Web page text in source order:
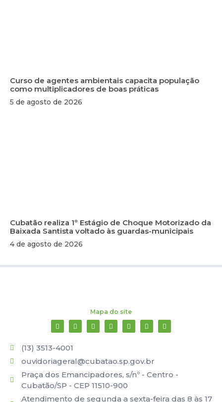
Curso de agentes ambientais capacita população
como multiplicadores de boas práticas
5 de agosto de 2026
Cubatão realiza 1º Estágio de Choque Motorizado da
Baixada Santista voltado às guardas-municipais
4 de agosto de 2026
Mapa do site
(13) 3513-4001
ouvidoriageral@cubatao.sp.gov.br
Praça dos Emancipadores, s/nº - Centro -
Cubatão/SP - CEP 11510-900
Atendimento de segunda a sexta-feira das 8 às 17